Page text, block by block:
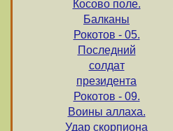
Косово поле.
Балканы
Рокотов - 05.
Последний
солдат
президента
Рокотов - 09.
Воины аллаха.
Удар скорпиона